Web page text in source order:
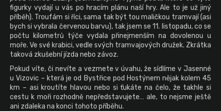
figurky vydají u vás po hracím plánu naší hry. Ale to je už jiný
příběh). Troufám si říci, sama tak být tou maličkou tramvají (asi
bych si vybrala červenou barvu), tak jsem se 11. listopadu, co se
počtu kilometrů týče vydala přinejmenším na dovolenou u
moře. Ve své krabici, vedle svých tramvajových družek. Zkrátka
taková zkušební jízda nebo závoz.
Pokud víte, či nevíte a vezmete v úvahu, že sídlíme v Jasenné
u Vizovic – která je od Bystřice pod Hostýnem nějak kolem 45
km – asi kroutíte hlavou nebo si ťukáte na čelo, že takhle si
cestu k moři rozhodně nepředstavujete… ale, to nejsme ještě
ani zdaleka na konci tohoto příběhu.